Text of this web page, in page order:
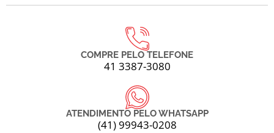
COMPRE PELO TELEFONE
41 3387-3080
ATENDIMENTO PELO WHATSAPP
(41) 99943-0208